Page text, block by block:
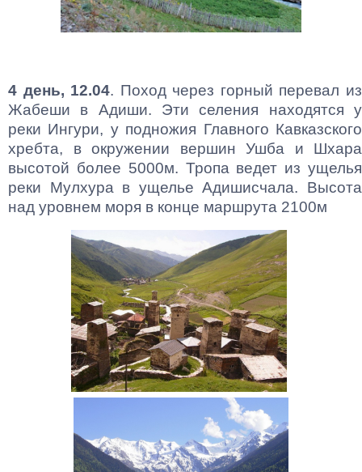
4 день, 12.04. Поход через горный перевал из
Жабеши в Адиши. Эти селения находятся у
реки Ингури, у подножия Главного Кавказского
хребта, в окружении вершин Ушба и Шхара
высотой более 5000м. Тропа ведет из ущелья
реки Мулхура в ущелье Адишисчала. Высота
над уровнем моря в конце маршрута 2100м